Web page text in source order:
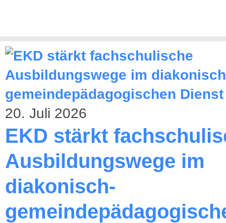
20. Juli 2026
EKD stärkt
Ausbildungswege im
diakonisch-